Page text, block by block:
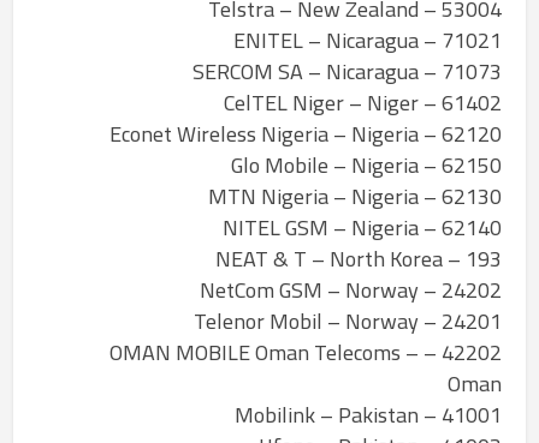
53004 – Telstra – New Zealand
71021 – ENITEL – Nicaragua
71073 – SERCOM SA – Nicaragua
61402 – CelTEL Niger – Niger
62120 – Econet Wireless Nigeria – Nigeria
62150 – Glo Mobile – Nigeria
62130 – MTN Nigeria – Nigeria
62140 – NITEL GSM – Nigeria
193 – NEAT & T – North Korea
24202 – NetCom GSM – Norway
24201 – Telenor Mobil – Norway
42202 – OMAN MOBILE Oman Telecoms –
Oman
41001 – Mobilink – Pakistan